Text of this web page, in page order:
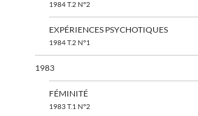
1984 T.2 N°2
EXPÉRIENCES PSYCHOTIQUES
1984 T.2 N°1
1983
FÉMINITÉ
1983 T.1 N°2